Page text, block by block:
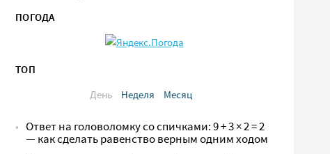
ПОГОДА
ТОП
День
Неделя Месяц
Ответ на головоломку со спичками: 9 + 3 × 2 = 2
— как сделать равенство верным одним ходом